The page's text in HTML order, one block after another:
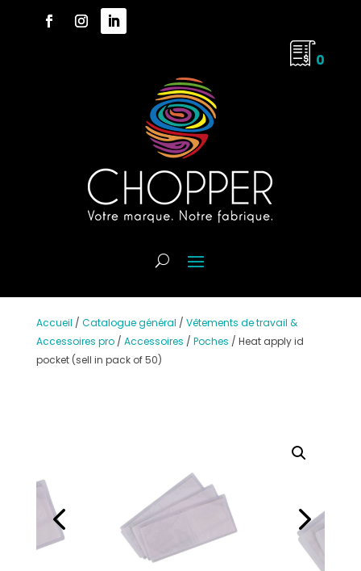
0
Accueil / Catalogue général / Vêtements de travail &
Accessoires pro/ Accessoires / Poches / Heat apply id
pocket (sell in pack of 50)